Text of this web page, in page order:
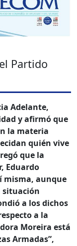
Partido
Adelante,
y afirmó que
la materia
quién vive
que la
Eduardo
misma, aunque
situación
a los dichos
a la
Moreira está
Armadas”,